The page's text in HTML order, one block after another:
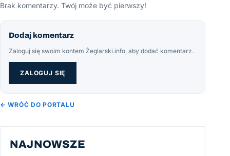
Brak komentarzy. Twój może być pierwszy!
Dodaj komentarz
Zaloguj się swoim kontem Żeglarski.info, aby dodać komentarz.
ZALOGUJ SIĘ
← WRÓĆ DO PORTALU
NAJNOWSZE